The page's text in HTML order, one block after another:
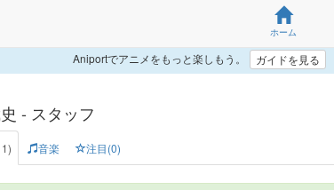
ホーム
Aniportでアニメをもっと楽しもう。 ガイドを見る
- スタッフ
音楽 注目(0)